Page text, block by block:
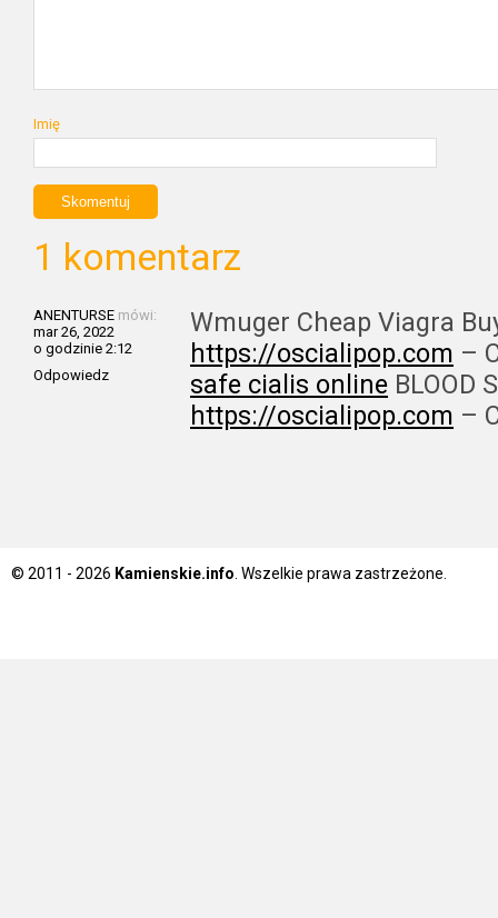
Imię
1 komentarz
ANENTURSE mówi:
mar 26, 2022
o godzinie 2:12
Odpowiedz
Wmuger Cheap Viagra
https://oscialipop.com –
safe cialis online BLOOD
https://oscialipop.com –
© 2011 - 2026 Kamienskie.info . Wszelkie prawa zastrzeżone.